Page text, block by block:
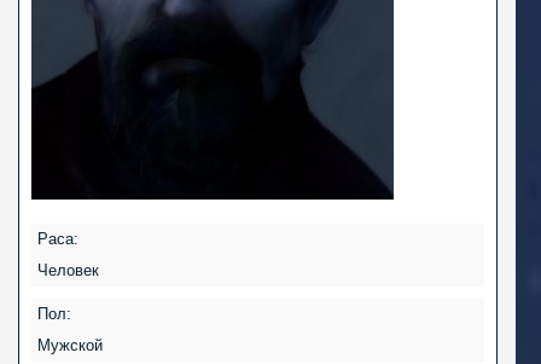
Раса:
Человек
Пол:
Мужской